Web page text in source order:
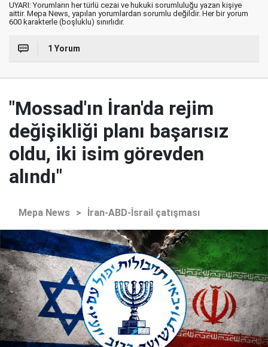
UYARI: Yorumların her türlü cezai ve hukuki sorumluluğu yazan kişiye
aittir. Mepa News, yapılan yorumlardan sorumlu değildir. Her bir yorum
600 karakterle (boşluklu) sınırlıdır.
1 Yorum
"Mossad'ın İran'da rejim
değişikliği planı başarısız
oldu, iki isim görevden
alındı"
Mepa News > İran-ABD-İsrail çatışması